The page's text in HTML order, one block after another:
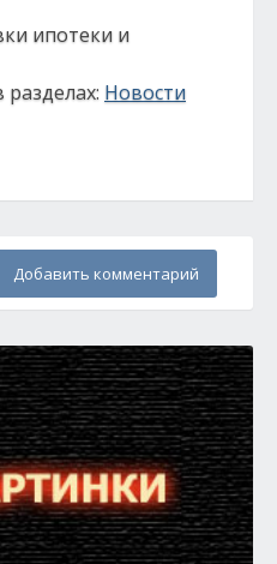
ипотеки и
Новости
Добавить комментарий